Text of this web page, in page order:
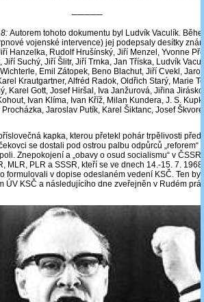
─────
Autorem tohoto dokumentu byl Ludvík Vaculík.
vojenské intervence) jej podepsaly desítky
Hanzelka, Rudolf Hrušínský, Jiří Menzel, Yvonne
Jiří Suchý, Jiří Šlitr, Jiří Trnka, Jan Tříska, Ludvík
Emil Zátopek, Beno Blachut, Jiří Cvekl,
Krautgartner, Alfréd Radok, Oldřich Starý, Marie
Karel Gott, Josef Hiršal, Iva Janžurová, Jiřina
Ivan Klíma, Ivan Kříž, Milan Kundera, J. S.
Jaroslav Putík, Karel Šiktanc, Josef
kapka, kterou přetekl pohár trpělivosti
se dostali pod ostrou palbu odpůrců „reforem“
Znepokojení a „obavy o osud socialismu“ v
MLR, PLR a SSSR, kteří se ve dnech 14.-15. 7.
formulovali v dopise odeslaném vedení KSČ. Ten
ÚV KSČ a následujícího dne zveřejněn v Rudém